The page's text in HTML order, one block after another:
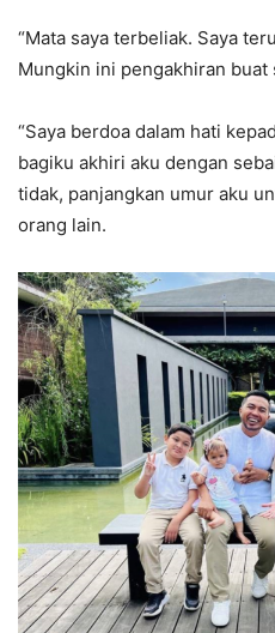
“Mata saya terbeliak. Saya
Mungkin ini pengakhiran buat
“Saya berdoa dalam hati
bagiku akhiri aku dengan
tidak, panjangkan umur aku
orang lain.